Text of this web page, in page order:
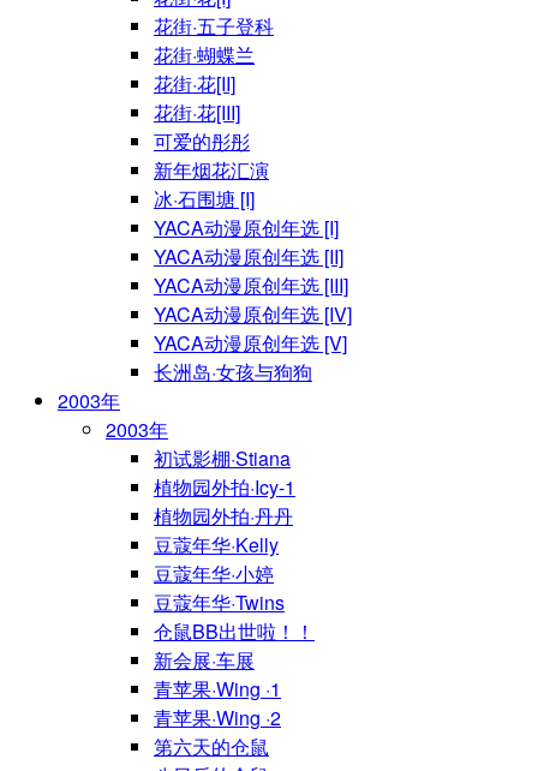
花街·五子登科
花街·蝴蝶兰
花街·花[II]
花街·花[III]
可爱的彤彤
新年烟花汇演
冰·石围塘 [I]
YACA动漫原创年选 [I]
YACA动漫原创年选 [II]
YACA动漫原创年选 [III]
YACA动漫原创年选 [IV]
YACA动漫原创年选 [V]
长洲岛·女孩与狗狗
2003年
2003年
初试影棚·Stiana
植物园外拍·Icy-1
植物园外拍·丹丹
豆蔻年华·Kelly
豆蔻年华·小婷
豆蔻年华·Twins
仓鼠BB出世啦！！
新会展·车展
青苹果·Wing ·1
青苹果·Wing ·2
第六天的仓鼠